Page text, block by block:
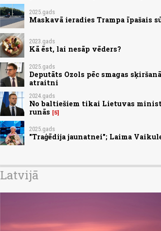
2025.gads
Maskavā ieradies Trampa
2023.gads
Kā ēst, lai nesāp vēders?
2025.gads
Deputāts Ozols pēc smagas
atraitni
2024.gads
No baltiešiem tikai Lietuvas
runās
5
2025.gads
"Traģēdija jaunatnei"; Laima
Latvijā